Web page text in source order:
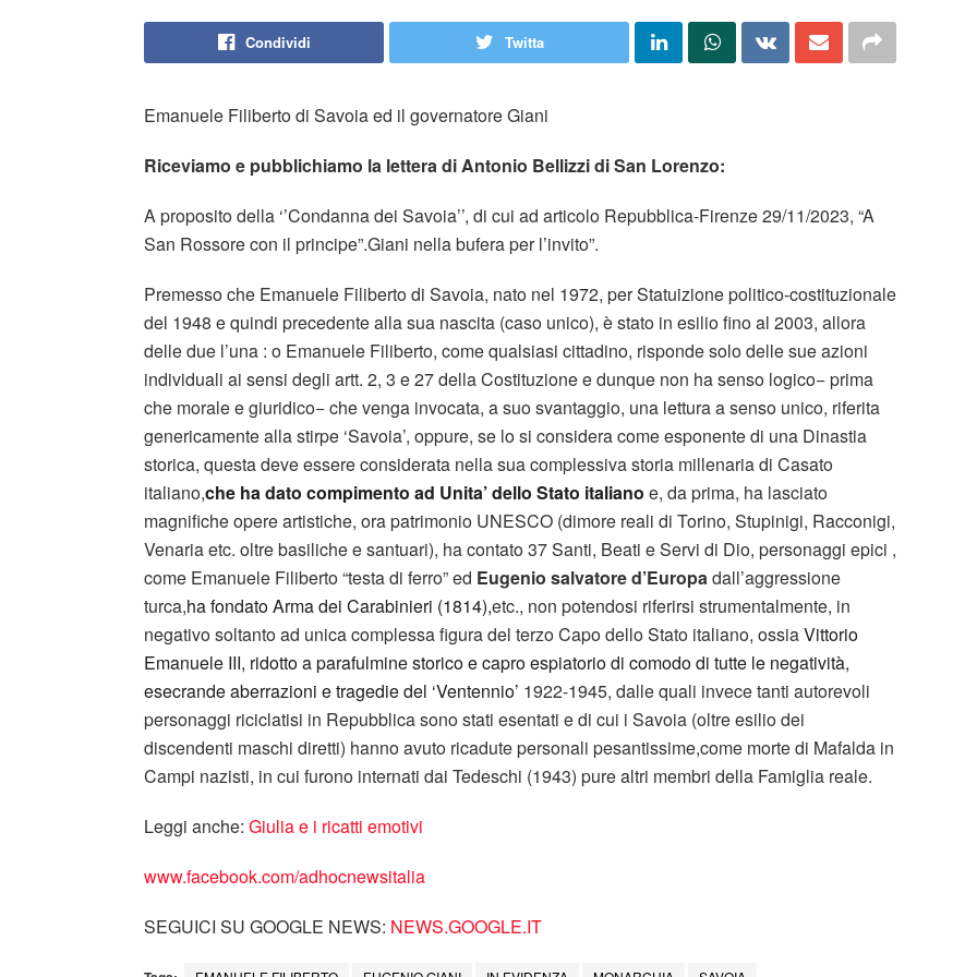
Condividi Twitta
Emanuele Filiberto di Savoia ed il governatore Giani
Riceviamo e pubblichiamo la lettera di Antonio Bellizzi di San Lorenzo:
A proposito della ‘’Condanna dei Savoia’’, di cui ad articolo Repubblica-Firenze 29/11/2023, “A
San Rossore con il principe”.Giani nella bufera per l’invito”.
Premesso che Emanuele Filiberto di Savoia, nato nel 1972, per Statuizione politico-costituzionale
del 1948 e quindi precedente alla sua nascita (caso unico), è stato in esilio fino al 2003, allora
delle due l’una : o Emanuele Filiberto, come qualsiasi cittadino, risponde solo delle sue azioni
individuali ai sensi degli artt. 2, 3 e 27 della Costituzione e dunque non ha senso logico− prima
che morale e giuridico− che venga invocata, a suo svantaggio, una lettura a senso unico, riferita
genericamente alla stirpe ‘Savoia’, oppure, se lo si considera come esponente di una Dinastia
storica, questa deve essere considerata nella sua complessiva storia millenaria di Casato
italiano,che ha dato compimento ad Unita’ dello Stato italiano e, da prima, ha lasciato
magnifiche opere artistiche, ora patrimonio UNESCO (dimore reali di Torino, Stupinigi, Racconigi,
Venaria etc. oltre basiliche e santuari), ha contato 37 Santi, Beati e Servi di Dio, personaggi epici ,
come Emanuele Filiberto “testa di ferro” ed Eugenio salvatore d’Europadall’aggressione
turca,ha fondato Arma dei Carabinieri (1814),etc., non potendosi riferirsi strumentalmente, in
negativo soltanto ad unica complessa figura del terzo Capo dello Stato italiano, ossiaVittorio
Emanuele III, ridotto a parafulmine storico e capro espiatorio di comodo di tutte le negatività,
esecrande aberrazioni e tragedie del ‘Ventennio’ 1922-1945, dalle quali invece tanti autorevoli
personaggi riciclatisi in Repubblica sono stati esentati e di cui i Savoia (oltre esilio dei
discendenti maschi diretti) hanno avuto ricadute personali pesantissime,come morte di Mafalda in
Campi nazisti, in cui furono internati dai Tedeschi (1943) pure altri membri della Famiglia reale.
Leggi anche: Giulia e i ricatti emotivi
www.facebook.com/adhocnewsitalia
SEGUICI SU GOOGLE NEWS: NEWS.GOOGLE.IT